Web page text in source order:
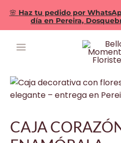
MAIN
CAJA
CAJA
CORAZÓN
cantidad
🌸 Haz tu pedido por
día en Pereira,